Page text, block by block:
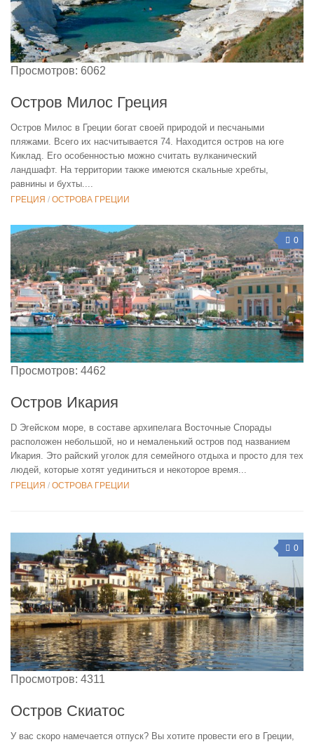
Поиск туров online
Просмотров: 6062
Остров Милос Греция
Остров Милос в Греции богат своей природой и песчаными
пляжами. Всего их насчитывается 74. Находится остров на юге
Киклад. Его особенностью можно считать вулканический
ландшафт. На территории также имеются скальные хребты,
равнины и бухты....
ГРЕЦИЯ / ОСТРОВА ГРЕЦИИ
0
Просмотров: 4462
Остров Икария
D Эгейском море, в составе архипелага Восточные Спорады
расположен небольшой, но и немаленький остров под названием
Икария. Это райский уголок для семейного отдыха и просто для тех
людей, которые хотят уединиться и некоторое время...
ГРЕЦИЯ / ОСТРОВА ГРЕЦИИ
0
Просмотров: 4311
Остров Скиатос
У вас скоро намечается отпуск? Вы хотите провести его в Греции,